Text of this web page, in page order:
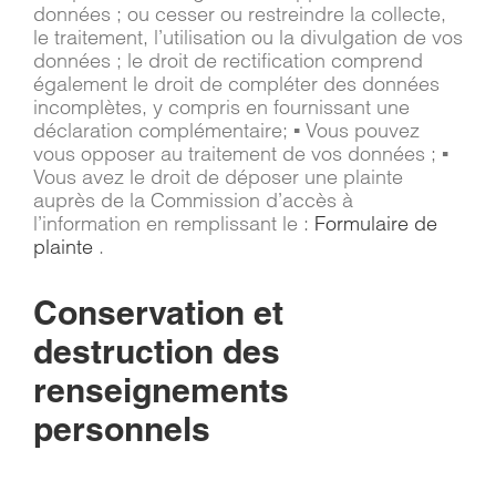
données ; ou cesser ou restreindre la collecte,
le traitement, l’utilisation ou la divulgation de vos
données ; le droit de rectification comprend
également le droit de compléter des données
incomplètes, y compris en fournissant une
déclaration complémentaire; ▪ Vous pouvez
vous opposer au traitement de vos données ; ▪
Vous avez le droit de déposer une plainte
auprès de la Commission d’accès à
l’information en remplissant le : Formulaire de
plainte.
Conservation et
destruction des
renseignements
personnels